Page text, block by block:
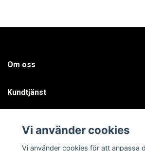
Om oss
Kundtjänst
Sociala medier
Vi använder cookies
Vi använder cookies för att anpassa